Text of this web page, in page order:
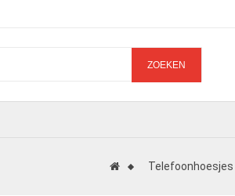
ZOEKEN
Telefoonhoesjes